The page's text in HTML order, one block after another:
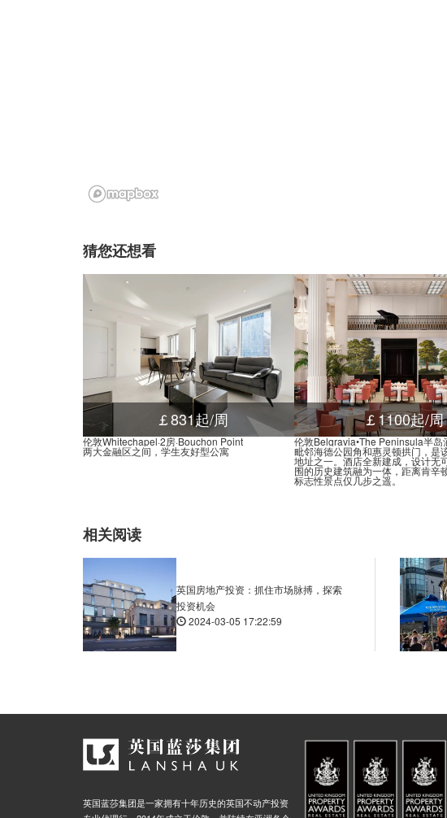
猜您还想看
￡831起/周
伦敦Whitechapel·2房·Bouchon Point
两大金融区之间，学生友好型公寓
￡1100起/周
伦敦Belgravia•The Peninsula半岛
毗邻海德公园角和惠灵顿拱门，是
地址之一。酒店全新建成，设计无
围的历史建筑融为一体，距离肯辛
标志性景点仅几步之遥。
相关阅读
英国房地产投资：抓住市场脉搏，探索
投资机会
2024-03-05 17:22:59
英国蓝莎集团是一家拥有十年历史的英国不动产投资